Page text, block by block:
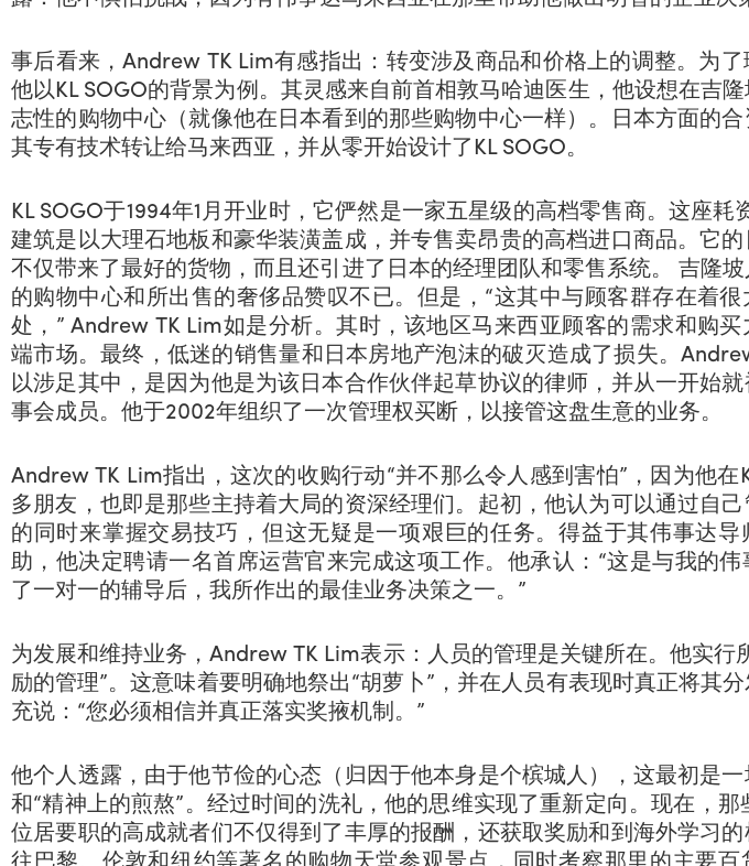
事后看来，Andrew TK Lim有感指出：转变涉及商品和价格上的调整。为了
他以KL SOGO的背景为例。其灵感来自前首相敦马哈迪医生，他设想在吉
志性的购物中心（就像他在日本看到的那些购物中心一样）。日本方面的
其专有技术转让给马来西亚，并从零开始设计了KL SOGO。
KL SOGO于1994年1月开业时，它俨然是一家五星级的高档零售商。这座耗
建筑是以大理石地板和豪华装潢盖成，并专售卖昂贵的高档进口商品。它
不仅带来了最好的货物，而且还引进了日本的经理团队和零售系统。 吉隆
的购物中心和所出售的奢侈品赞叹不已。但是，“这其中与顾客群存在着很
处，” Andrew TK Lim如是分析。其时，该地区马来西亚顾客的需求和购买
端市场。最终，低迷的销售量和日本房地产泡沫的破灭造成了损失。
以涉足其中，是因为他是为该日本合作伙伴起草协议的律师，并从一开始
事会成员。他于2002年组织了一次管理权买断，以接管这盘生意的业务。
Andrew TK Lim指出，这次的收购行动“并不那么令人感到害怕”，因为他在
多朋友，也即是那些主持着大局的资深经理们。起初，他认为可以通过自
的同时来掌握交易技巧，但这无疑是一项艰巨的任务。得益于其伟事达导
助，他决定聘请一名首席运营官来完成这项工作。他承认：“这是与我的伟
了一对一的辅导后，我所作出的最佳业务决策之一。”
为发展和维持业务，Andrew TK Lim表示：人员的管理是关键所在。他实行
励的管理”。这意味着要明确地祭出“胡萝卜”，并在人员有表现时真正将其
充说：“您必须相信并真正落实奖掖机制。”
他个人透露，由于他节俭的心态（归因于他本身是个槟城人），这最初是
和“精神上的煎熬”。经过时间的洗礼，他的思维实现了重新定向。现在，那
位居要职的高成就者们不仅得到了丰厚的报酬，还获取奖励和到海外学习